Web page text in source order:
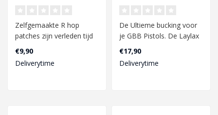
Zelfgemaakte R hop
patches zijn verleden tijd
van Maple ..
€9,90
Deliverytime
De Ultieme bucking voor
je GBB Pistols. De Laylax
voor de..
€17,90
Deliverytime